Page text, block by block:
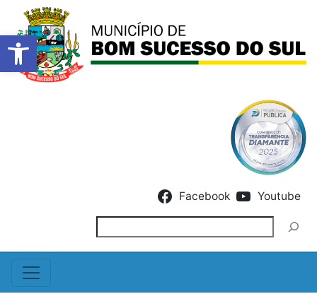
Barra de Ferramentas
Facebook Youtube